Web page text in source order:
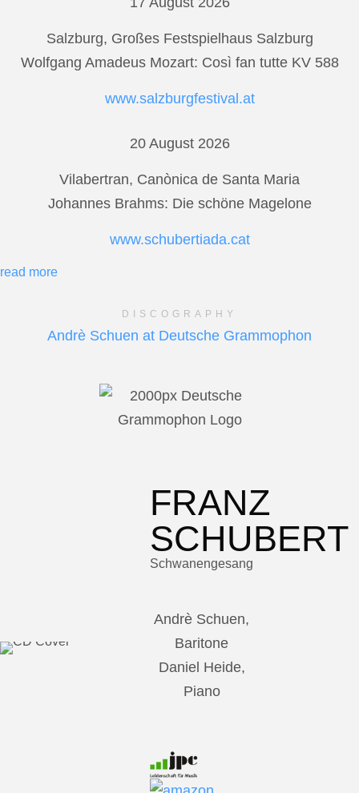
Salzburg, Großes Festspielhaus Salzburg
Wolfgang Amadeus Mozart: Così fan tutte KV 588
www.salzburgfestival.at
20 August 2026
Vilabertran, Canònica de Santa Maria
Johannes Brahms: Die schöne Magelone
www.schubertiada.cat
read more
DISCOGRAPHY
Andrè Schuen at Deutsche Grammophon
FRANZ
SCHUBERT
Schwanengesang
Andrè Schuen,
Baritone
Daniel Heide,
Piano